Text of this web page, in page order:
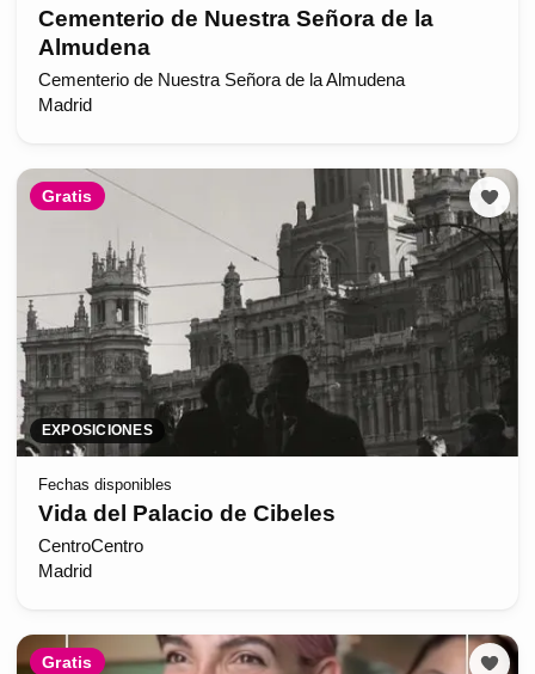
Cementerio de Nuestra Señora de la
Almudena
Cementerio de Nuestra Señora de la Almudena
Madrid
Gratis
EXPOSICIONES
Fechas disponibles
Vida del Palacio de Cibeles
CentroCentro
Madrid
Gratis